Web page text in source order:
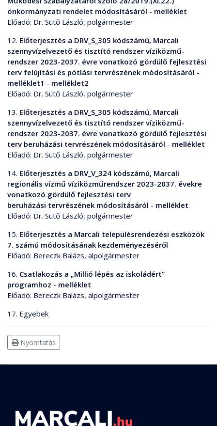
önkormányzati rendelet módosításáról - melléklet
Előadó: Dr. Sütő László, polgármester
12. Előterjesztés a DRV_S_305 kódszámú, Marcali
szennyvízelvezető és tisztító rendszer víziközmű-
rendszer 2023-2037. évre vonatkozó gördülő fejlesztési
terv felújítási és pótlási tervrészének módosításáról -
melléklet1 - melléklet2
Előadó: Dr. Sütő László, polgármester
13. Előterjesztés a DRV_S_305 kódszámú, Marcali
szennyvízelvezető és tisztító rendszer víziközmű-
rendszer 2023-2037. évre vonatkozó gördülő fejlesztési
terv beruházási tervrészének módosításáról - melléklet
Előadó: Dr. Sütő László, polgármester
14. Előterjesztés a DRV_V_324 kódszámú, Marcali
regionális vízmű víziközműrendszer 2023-2037. évekre
vonatkozó gördülő fejlesztési terv
beruházási tervrészének módosításáról - melléklet
Előadó: Dr. Sütő László, polgármester
15. Előterjesztés a Marcali településrendezési eszközök
7. számú módosításának kezdeményezéséről
Előadó: Bereczk Balázs, alpolgármester
16. Csatlakozás a „Millió lépés az iskoládért”
programhoz - melléklet
Előadó: Bereczk Balázs, alpolgármester
17. Egyebek
Nyomtatás